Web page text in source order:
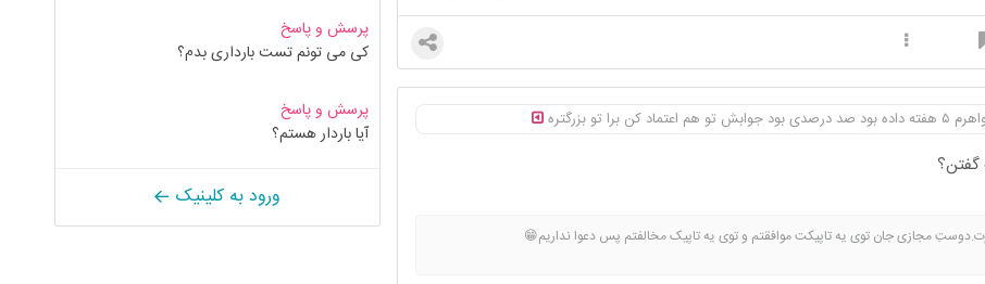
برا تو بزرگتره
مجازی جان توی یه تاپیکت موافقتم و توی یه تاپیک مخالفتم پس دعوا نداریم😁
پرسش و پاسخ
کی می تونم تست بارداری بدم؟
پرسش و پاسخ
آیا باردار هستم؟
ورود به کلینیک